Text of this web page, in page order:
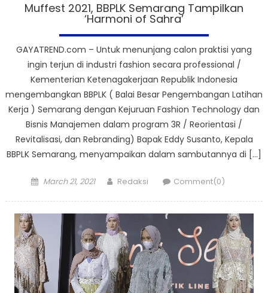
Muffest 2021, BBPLK Semarang Tampilkan
‘Harmoni of Sahra’
GAYATREND.com – Untuk menunjang calon praktisi yang
ingin terjun di industri fashion secara professional /
Kementerian Ketenagakerjaan Republik Indonesia
mengembangkan BBPLK ( Balai Besar Pengembangan Latihan
Kerja ) Semarang dengan Kejuruan Fashion Technology dan
Bisnis Manajemen dalam program 3R / Reorientasi /
Revitalisasi, dan Rebranding) Bapak Eddy Susanto, Kepala
BBPLK Semarang, menyampaikan dalam sambutannya di […]
Posted
March 21, 2021 Author
Redaksi Comment(0)